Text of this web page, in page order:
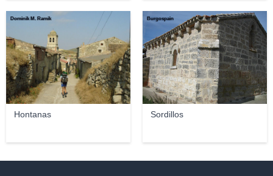
Hontanas
Dominik M. Ramík
Sordillos
Burgospain